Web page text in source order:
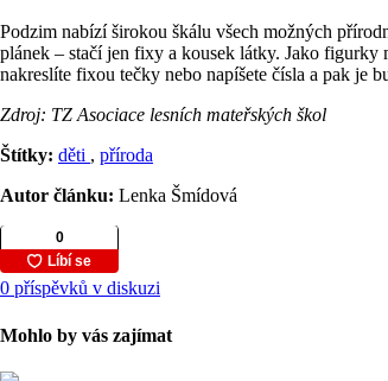
Podzim nabízí širokou škálu všech možných
plánek – stačí jen fixy a kousek látky. Jako figurky
nakreslíte fixou tečky nebo napíšete čísla a pak je
Zdroj: TZ Asociace lesních mateřských škol
Štítky: děti , příroda
Autor článku: Lenka Šmídová
0 příspěvků v diskuzi
Mohlo by vás zajímat